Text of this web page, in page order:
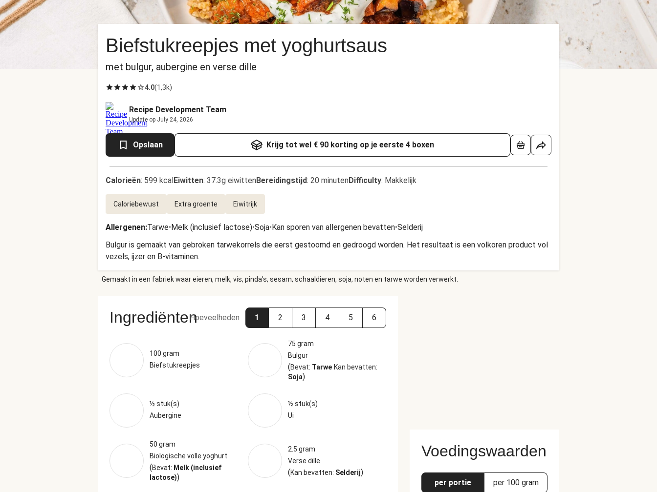
Biefstukreepjes met yoghurtsaus
met bulgur, aubergine en verse dille
4.0(1,3k)
Recipe Development Team
Update op July 24, 2026
Opslaan Krijg tot wel € 90 korting op je eerste 4 boxen
Calorieën: 599 kcalEiwitten: 37.3g eiwittenBereidingstijd: 20 minutenDifficulty: Makkelijk
Caloriebewust Extra groente Eiwitrijk
Allergenen:Tarwe•Melk (inclusief lactose)•Soja•Kan sporen van allergenen bevatten•Selderij
Bulgur is gemaakt van gebroken tarwekorrels die eerst gestoomd en gedroogd worden. Het resultaat is een volkoren product vol
vezels, ijzer en B-vitaminen.
Gemaakt in een fabriek waar eieren, melk, vis, pinda's, sesam, schaaldieren, soja, noten en tarwe worden verwerkt.
IngrediëntenHoeveelheden 1 2 3 4 5 6
100 gram
Biefstukreepjes
75 gram
Bulgur
(Bevat: Tarwe Kan bevatten:
Soja)
½ stuk(s)
Aubergine
½ stuk(s)
Ui
50 gram
Biologische volle yoghurt
(Bevat: Melk (inclusief
lactose))
2.5 gram
Verse dille
(Kan bevatten: Selderij)
Voedingswaarden
per portie per 100 gram